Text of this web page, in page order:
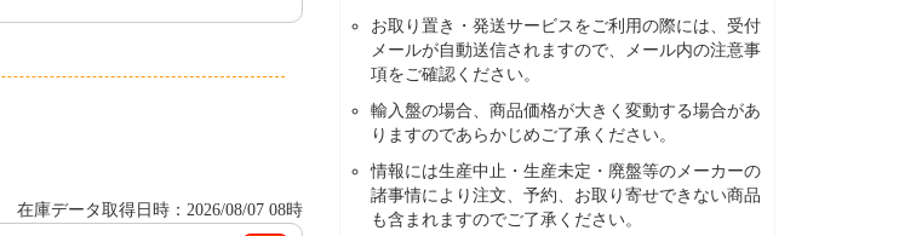
在庫データ取得日時：2026/08/07 08時
お取り置き・発送サービスをご利用の際には、受付
メールが自動送信されますので、メール内の注意事
項をご確認ください。
輸入盤の場合、商品価格が大きく変動する場合があ
りますのであらかじめご了承ください。
情報には生産中止・生産未定・廃盤等のメーカーの
諸事情により注文、予約、お取り寄せできない商品
も含まれますのでご了承ください。